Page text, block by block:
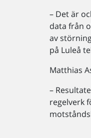
– Det är
data från
av
på Luleå
Matthias
–
regelverk